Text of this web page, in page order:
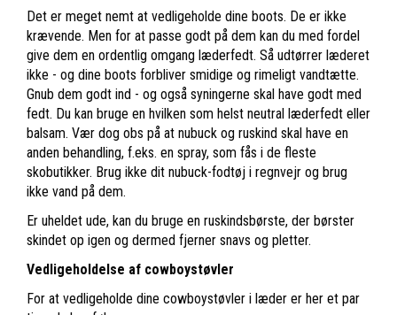
Det er meget nemt at vedligeholde dine boots. De er ikke
krævende. Men for at passe godt på dem kan du med fordel
give dem en ordentlig omgang læderfedt. Så udtørrer læderet
ikke - og dine boots forbliver smidige og rimeligt vandtætte.
Gnub dem godt ind - og også syningerne skal have godt med
fedt. Du kan bruge en hvilken som helst neutral læderfedt eller
balsam. Vær dog obs på at nubuck og ruskind skal have en
anden behandling, f.eks. en spray, som fås i de fleste
skobutikker. Brug ikke dit nubuck-fodtøj i regnvejr og brug
ikke vand på dem.
Er uheldet ude, kan du bruge en ruskindsbørste, der børster
skindet op igen og dermed fjerner snavs og pletter.
Vedligeholdelse af cowboystøvler
For at vedligeholde dine cowboystøvler i læder er her et par